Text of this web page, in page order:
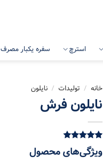
استرچ سفره یکبار مصرف
خانه / تولیدات / نایلون
نایلون فرش
امتیاز 5.00
از 5 امتیاز
ویژگی‌های محصول